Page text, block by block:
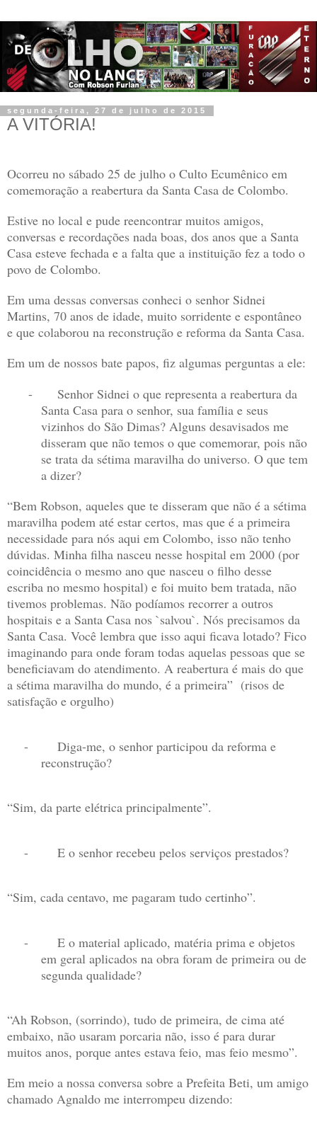
segunda-feira, 27 de julho de 2015
A VITÓRIA!
Ocorreu no sábado 25 de julho o Culto Ecumênico em
comemoração a reabertura da Santa Casa de Colombo.
Estive no local e pude reencontrar muitos amigos,
conversas e recordações nada boas, dos anos que a Santa
Casa esteve fechada e a falta que a instituição fez a todo o
povo de Colombo.
Em uma dessas conversas conheci o senhor Sidnei
Martins, 70 anos de idade, muito sorridente e espontâneo
e que colaborou na reconstrução e reforma da Santa Casa.
Em um de nossos bate papos, fiz algumas perguntas a ele:
-
Senhor Sidnei o que representa a reabertura da
Santa Casa para o senhor, sua família e seus
vizinhos do São Dimas? Alguns desavisados me
disseram que não temos o que comemorar, pois não
se trata da sétima maravilha do universo. O que tem
a dizer?
“Bem Robson, aqueles que te disseram que não é a sétima
maravilha podem até estar certos, mas que é a primeira
necessidade para nós aqui em Colombo, isso não tenho
dúvidas. Minha filha nasceu nesse hospital em 2000 (por
coincidência o mesmo ano que nasceu o filho desse
escriba no mesmo hospital) e foi muito bem tratada, não
tivemos problemas. Não podíamos recorrer a outros
hospitais e a Santa Casa nos `salvou`. Nós precisamos da
Santa Casa. Você lembra que isso aqui ficava lotado? Fico
imaginando para onde foram todas aquelas pessoas que se
beneficiavam do atendimento. A reabertura é mais do que
a sétima maravilha do mundo, é a primeira” (risos de
satisfação e orgulho)
-
Diga-me, o senhor participou da reforma e
reconstrução?
“Sim, da parte elétrica principalmente”.
- E o senhor recebeu pelos serviços prestados?
“Sim, cada centavo, me pagaram tudo certinho”.
-
E o material aplicado, matéria prima e objetos
em geral aplicados na obra foram de primeira ou de
segunda qualidade?
“Ah Robson, (sorrindo), tudo de primeira, de cima até
embaixo, não usaram porcaria não, isso é para durar
muitos anos, porque antes estava feio, mas feio mesmo”.
Em meio a nossa conversa sobre a Prefeita Beti, um amigo
chamado Agnaldo me interrompeu dizendo: